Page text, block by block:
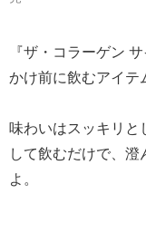
『ザ・コラーゲン
かけ前に飲むアイテ
味わいはスッキリ
して飲むだけで、
よ。